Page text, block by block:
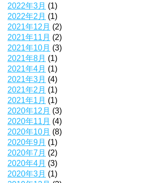
2022年3月 (1)
2022年2月 (1)
2021年12月 (2)
2021年11月 (2)
2021年10月 (3)
2021年8月 (1)
2021年4月 (1)
2021年3月 (4)
2021年2月 (1)
2021年1月 (1)
2020年12月 (3)
2020年11月 (4)
2020年10月 (8)
2020年9月 (1)
2020年7月 (2)
2020年4月 (3)
2020年3月 (1)